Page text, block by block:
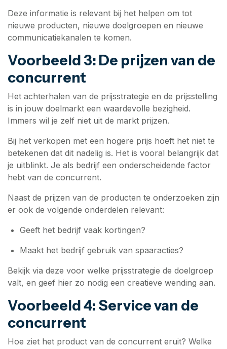
Deze informatie is relevant bij het helpen om tot
nieuwe producten, nieuwe doelgroepen en nieuwe
communicatiekanalen te komen.
Voorbeeld 3: De prijzen van de
concurrent
Het achterhalen van de prijsstrategie en de prijsstelling
is in jouw doelmarkt een waardevolle bezigheid.
Immers wil je zelf niet uit de markt prijzen.
Bij het verkopen met een hogere prijs hoeft het niet te
betekenen dat dit nadelig is. Het is vooral belangrijk dat
je uitblinkt. Je als bedrijf een onderscheidende factor
hebt van de concurrent.
Naast de prijzen van de producten te onderzoeken zijn
er ook de volgende onderdelen relevant:
Geeft het bedrijf vaak kortingen?
Maakt het bedrijf gebruik van spaaracties?
Bekijk via deze voor welke prijsstrategie de doelgroep
valt, en geef hier zo nodig een creatieve wending aan.
Voorbeeld 4: Service van de
concurrent
Hoe ziet het product van de concurrent eruit? Welke